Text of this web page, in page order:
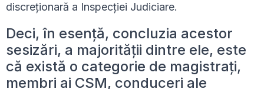
discreționară a Inspecției Judiciare.
Deci, în esență, concluzia acestor
sesizări, a majorității dintre ele, este
că există o categorie de magistrați,
membri ai CSM, conduceri ale